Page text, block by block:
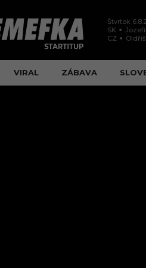
Štvrtok
SK
CZ
VIRAL ZÁBAVA